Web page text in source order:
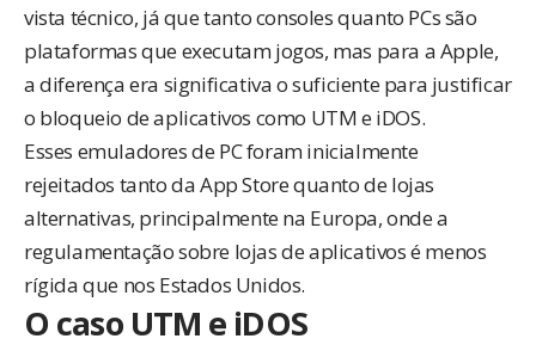
vista técnico, já que tanto consoles quanto PCs são
plataformas que executam jogos, mas para a Apple,
a diferença era significativa o suficiente para justificar
o bloqueio de aplicativos como UTM e iDOS.
Esses emuladores de PC foram inicialmente
rejeitados tanto da App Store quanto de lojas
alternativas, principalmente na Europa, onde a
regulamentação sobre lojas de aplicativos é menos
rígida que nos Estados Unidos.
O caso UTM e iDOS